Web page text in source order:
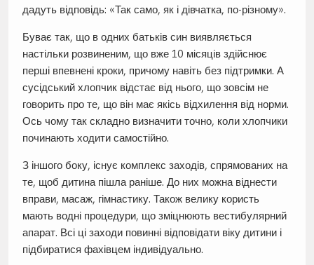
дадуть відповідь: «Так само, як і дівчатка, по-різному».
Буває так, що в одних батьків син виявляється
настільки розвиненим, що вже 10 місяців здійснює
перші впевнені кроки, причому навіть без підтримки. А
сусідський хлопчик відстає від нього, що зовсім не
говорить про те, що він має якісь відхилення від норми.
Ось чому так складно визначити точно, коли хлопчики
починають ходити самостійно.
З іншого боку, існує комплекс заходів, спрямованих на
те, щоб дитина пішла раніше. До них можна віднести
вправи, масаж, гімнастику. Також велику користь
мають водні процедури, що зміцнюють вестибулярний
апарат. Всі ці заходи повинні відповідати віку дитини і
підбиратися фахівцем індивідуально.